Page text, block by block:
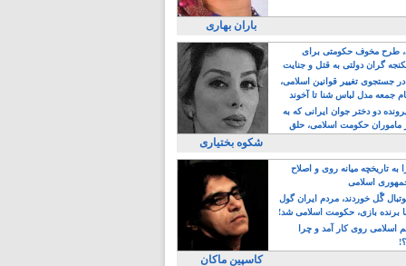
باران بهاری
مخوف حکومتی برای
گران دولتی به قتل و جنایت
جستجوی تغییر قوانین اسلامی،
جمعه مدل لباس شنا تا آخوند
دو دختر جوان ایرانی که به
ماموران حکومت اسلامی، حلق
شکوه بختیاری
به تاریخچه میانه روی و اصلاح
اسلامی
گًل خوردند، مردم ایران گول
برنده بازی، حکومت اسلامی شد!
اسلامی روی کار آمد و چرا
کاسپین ماکان